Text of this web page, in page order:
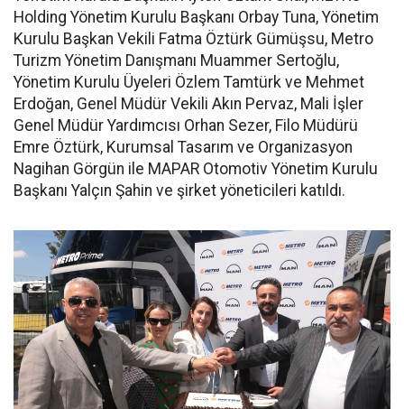
Holding Yönetim Kurulu Başkanı Orbay Tuna, Yönetim
Kurulu Başkan Vekili Fatma Öztürk Gümüşsu, Metro
Turizm Yönetim Danışmanı Muammer Sertoğlu,
Yönetim Kurulu Üyeleri Özlem Tamtürk ve Mehmet
Erdoğan, Genel Müdür Vekili Akın Pervaz, Mali İşler
Genel Müdür Yardımcısı Orhan Sezer, Filo Müdürü
Emre Öztürk, Kurumsal Tasarım ve Organizasyon
Nagihan Görgün ile MAPAR Otomotiv Yönetim Kurulu
Başkanı Yalçın Şahin ve şirket yöneticileri katıldı.